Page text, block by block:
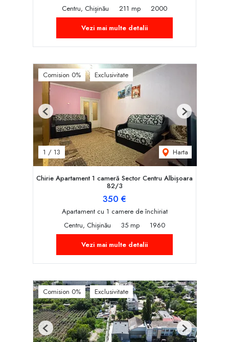
Centru, Chișinău
211 mp
2000
Vezi mai multe detalii
Comision 0% Exclusivitate
1 / 13 Harta
Previous Next
Chirie Apartament 1 cameră Sector Centru Albișoara
82/3
350 €
Apartament cu 1 camere de închiriat
Centru, Chișinău
35 mp
1960
Vezi mai multe detalii
Comision 0% Exclusivitate
Previous Next